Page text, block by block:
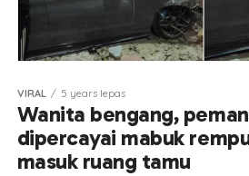
VIRAL 5 years lepas
Wanita bengang,
dipercayai mabuk
masuk ruang tamu